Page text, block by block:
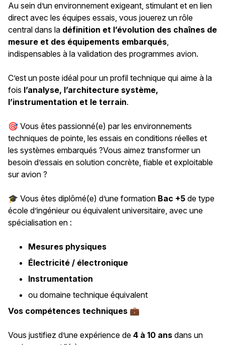
Au sein d’un environnement exigeant, stimulant et en lien
direct avec les équipes essais, vous jouerez un rôle
central dans la définition et l’évolution des chaînes de
mesure et des équipements embarqués,
indispensables à la validation des programmes avion.
C’est un poste idéal pour un profil technique qui aime à la
fois l’analyse, l’architecture système,
l’instrumentation et le terrain.
🎯 Vous êtes passionné(e) par les environnements
techniques de pointe, les essais en conditions réelles et
les systèmes embarqués ?Vous aimez transformer un
besoin d’essais en solution concrète, fiable et exploitable
sur avion ?
🎓 Vous êtes diplômé(e) d’une formation Bac +5 de type
école d’ingénieur ou équivalent universitaire, avec une
spécialisation en :
Mesures physiques
Électricité / électronique
Instrumentation
ou domaine technique équivalent
Vos compétences techniques 💼
Vous justifiez d’une expérience de 4 à 10 ans dans un